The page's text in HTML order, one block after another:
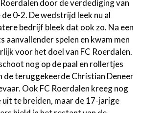
door de verdediging van
0-2. De wedstrijd leek nu al
bedrijf bleek dat ook zo. Na een
aanvallender spelen en kwam men
voor het doel van FC Roerdalen.
nog op de paal en rollertjes
de teruggekeerde Christian Deneer
Ook FC Roerdalen kreeg nog
uit te breiden, maar de 17-jarige